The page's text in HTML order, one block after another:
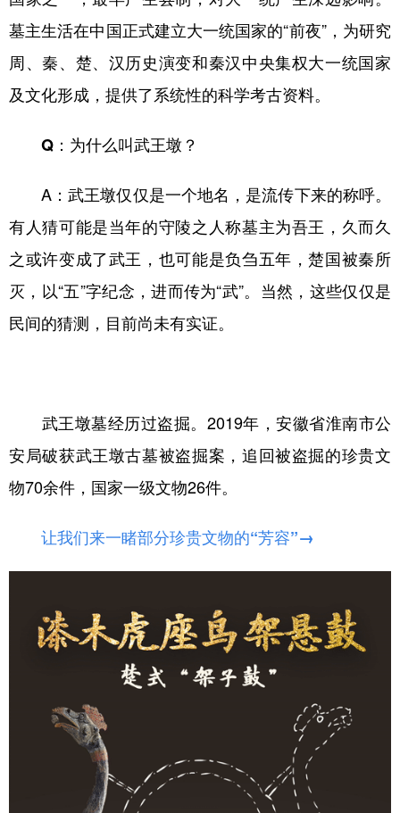
墓主生活在中国正式建立大一统国家的“前夜”，为研究
周、秦、楚、汉历史演变和秦汉中央集权大一统国家
及文化形成，提供了系统性的科学考古资料。
Q：为什么叫武王墩？
A：武王墩仅仅是一个地名，是流传下来的称呼。
有人猜可能是当年的守陵之人称墓主为吾王，久而久
之或许变成了武王，也可能是负刍五年，楚国被秦所
灭，以“五”字纪念，进而传为“武”。当然，这些仅仅是
民间的猜测，目前尚未有实证。
武王墩墓经历过盗掘。2019年，安徽省淮南市公
安局破获武王墩古墓被盗掘案，追回被盗掘的珍贵文
物70余件，国家一级文物26件。
让我们来一睹部分珍贵文物的“芳容”→